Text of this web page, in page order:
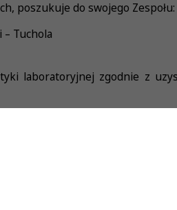
poszukuje do swojego Zespołu:
Tuchola
laboratoryjnej zgodnie z